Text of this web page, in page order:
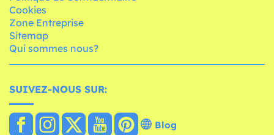
Cookies
Zone Entreprise
Sitemap
Qui sommes nous?
SUIVEZ-NOUS SUR:
Blog